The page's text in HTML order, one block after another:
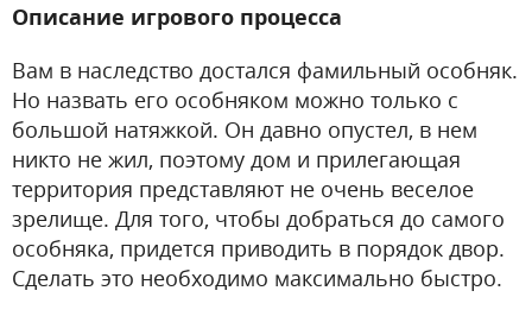
Описание игрового процесса
Вам в наследство достался фамильный особняк.
Но назвать его особняком можно только с
большой натяжкой. Он давно опустел, в нем
никто не жил, поэтому дом и прилегающая
территория представляют не очень веселое
зрелище. Для того, чтобы добраться до самого
особняка, придется приводить в порядок двор.
Сделать это необходимо максимально быстро.